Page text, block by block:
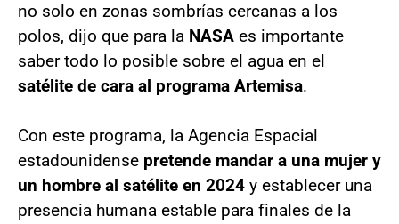
no solo en zonas sombrías cercanas a los
polos, dijo que para la NASA es importante
saber todo lo posible sobre el agua en el
satélite de cara al programa Artemisa.
Con este programa, la Agencia Espacial
estadounidense pretende mandar a una mujer y
un hombre al satélite en 2024 y establecer una
presencia humana estable para finales de la